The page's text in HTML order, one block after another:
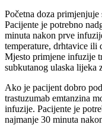
Početna doza
Pacijente je potrebno
minuta nakon prve
temperature, drhtavice ili
Mjesto primjene infuzije
subkutanog ulaska lijeka
Ako je pacijent dobro
trastuzumab emtanzina
infuzije. Pacijente je
najmanje 30 minuta